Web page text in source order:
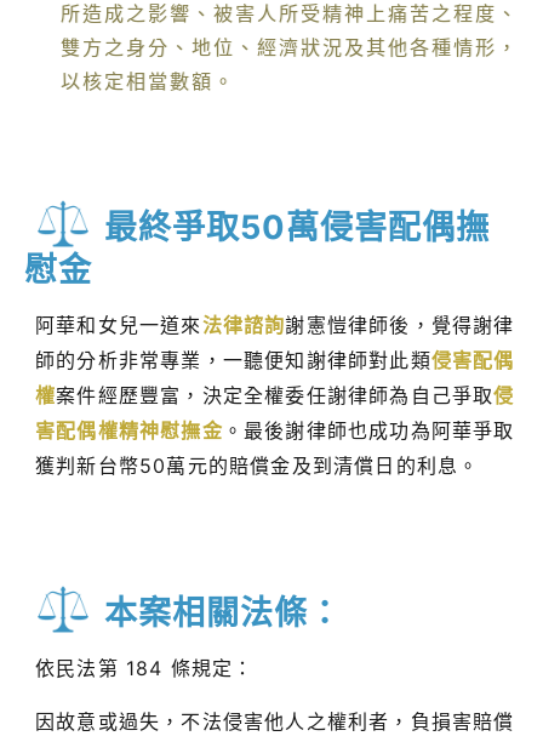
所造成之影響、被害人所受精神上痛苦之程度、
雙方之身分、地位、經濟狀況及其他各種情形，
以核定相當數額。
最終爭取50萬侵害配偶撫
慰金
阿華和女兒一道來法律諮詢謝憲愷律師後，覺得謝律
師的分析非常專業，一聽便知謝律師對此類侵害配偶
權案件經歷豐富，決定全權委任謝律師為自己爭取侵
害配偶權精神慰撫金 。最後謝律師也成功為阿華爭取
獲判新台幣50萬元的賠償金及到清償日的利息。
本案相關法條：
依民法第 184 條規定：
因故意或過失，不法侵害他人之權利者，負損害賠償